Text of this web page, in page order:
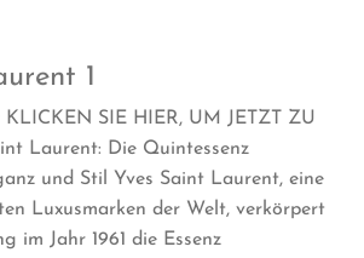
1
SIE HIER, UM JETZT ZU
Laurent: Die Quintessenz
und Stil Yves Saint Laurent, eine
Luxusmarken der Welt, verkörpert
im Jahr 1961 die Essenz